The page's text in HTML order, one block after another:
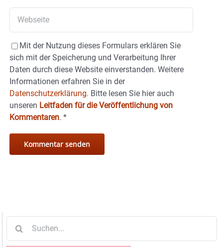
Mit der Nutzung dieses Formulars erklären Sie
sich mit der Speicherung und Verarbeitung Ihrer
Daten durch diese Website einverstanden. Weitere
Informationen erfahren Sie in der
Datenschutzerklärung. Bitte lesen Sie hier auch
unseren Leitfaden für die Veröffentlichung von
Kommentaren. *
nach: